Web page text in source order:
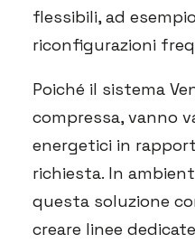
flessibili, ad
riconfigurazioni
Poiché il sistema
compressa, vanno
energetici in
richiesta. In
questa soluzione
creare linee